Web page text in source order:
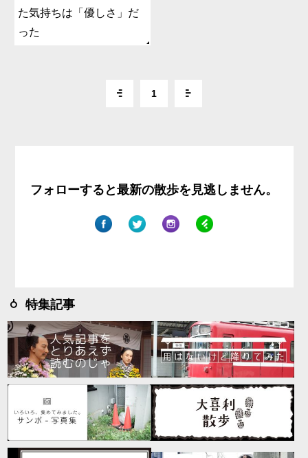
た気持ちは「優しさ」だ
った
1
フォローすると最新の散歩を見逃しません。
特集記事